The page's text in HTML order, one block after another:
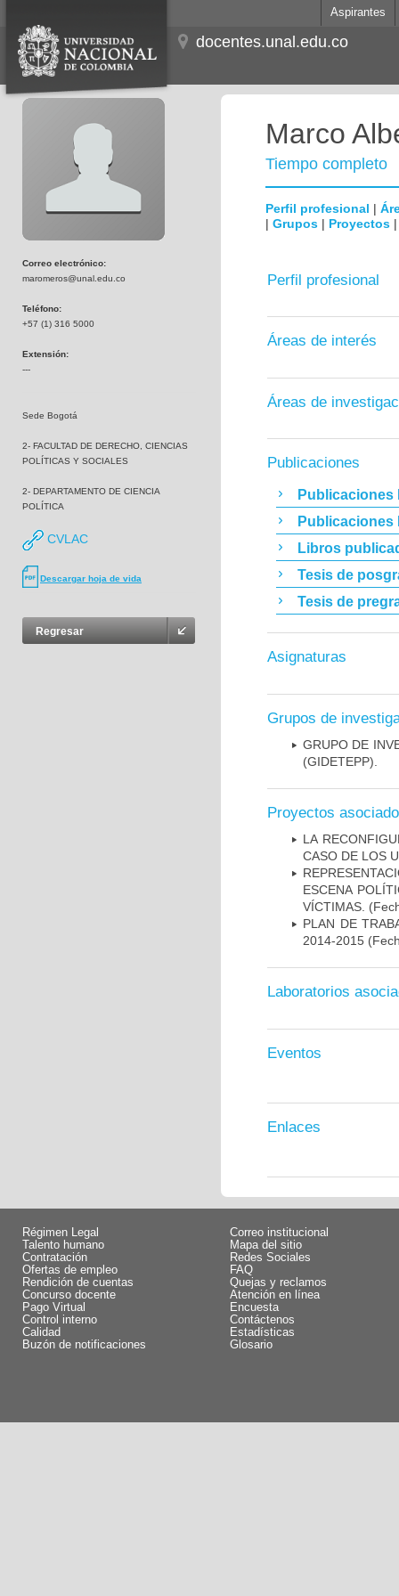
Aspirantes
docentes.unal.edu.co
Correo electrónico:
maromeros@unal.edu.co
Teléfono:
+57 (1) 316 5000
Extensión:
---
Sede Bogotá
2- FACULTAD DE DERECHO, CIENCIAS
POLÍTICAS Y SOCIALES
2- DEPARTAMENTO DE CIENCIA
POLÍTICA
CVLAC
Descargar hoja de vida
Regresar
Marco
Tiempo completo
Perfil profesional |
| Grupos | Proyectos
Perfil profesional
Áreas de interés
Áreas de
Publicaciones
Publicaciones
Publicaciones
Libros
Tesis de
Tesis de
Asignaturas
Grupos de
GRUPO DE
(GIDETEPP).
Proyectos
LA
CASO DE LOS
ESCENA
VÍCTIMAS.
PLAN DE
2014-2015
Laboratorios
Eventos
Enlaces
Régimen Legal
Talento humano
Contratación
Ofertas de empleo
Rendición de cuentas
Concurso docente
Pago Virtual
Control interno
Calidad
Buzón de notificaciones
Correo institucional
Mapa del sitio
Redes Sociales
FAQ
Quejas y reclamos
Atención en línea
Encuesta
Contáctenos
Estadísticas
Glosario